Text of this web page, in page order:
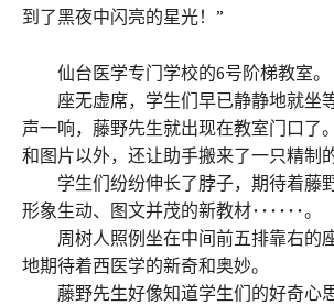
到了黑夜中闪亮的星光！”
仙台医学专门学校的6号阶梯教室。
座无虚席，学生们早已静静地就坐
声一响，藤野先生就出现在教室门口了
和图片以外，还让助手搬来了一只精制
学生们纷纷伸长了脖子，期待着藤
形象生动、图文并茂的新教材･･････。
周树人照例坐在中间前五排靠右的
地期待着西医学的新奇和奥妙。
藤野先生好像知道学生们的好奇心